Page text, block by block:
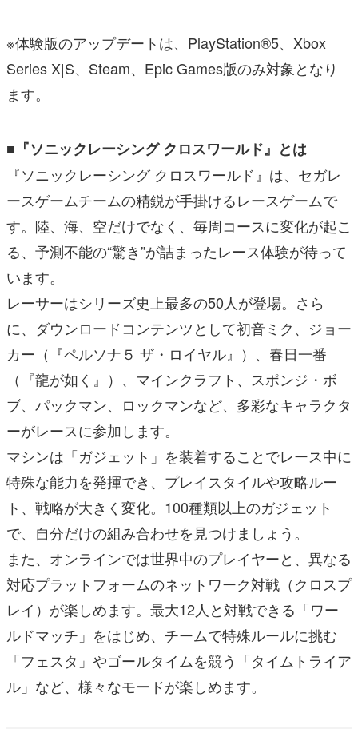
※体験版のアップデートは、PlayStation®5、Xbox
Series X|S、Steam、Epic Games版のみ対象となり
ます。
■『ソニックレーシング クロスワールド』とは
『ソニックレーシング クロスワールド』は、セガレ
ースゲームチームの精鋭が手掛けるレースゲームで
す。陸、海、空だけでなく、毎周コースに変化が起こ
る、予測不能の“驚き”が詰まったレース体験が待って
います。
レーサーはシリーズ史上最多の50人が登場。さら
に、ダウンロードコンテンツとして初音ミク、ジョー
カー（『ペルソナ５ ザ・ロイヤル』）、春日一番
（『龍が如く』）、マインクラフト、スポンジ・ボ
ブ、パックマン、ロックマンなど、多彩なキャラクタ
ーがレースに参加します。
マシンは「ガジェット」を装着することでレース中に
特殊な能力を発揮でき、プレイスタイルや攻略ルー
ト、戦略が大きく変化。100種類以上のガジェット
で、自分だけの組み合わせを見つけましょう。
また、オンラインでは世界中のプレイヤーと、異なる
対応プラットフォームのネットワーク対戦（クロスプ
レイ）が楽しめます。最大12人と対戦できる「ワー
ルドマッチ」をはじめ、チームで特殊ルールに挑む
「フェスタ」やゴールタイムを競う「タイムトライア
ル」など、様々なモードが楽しめます。